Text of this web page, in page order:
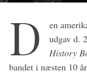
D
en
udgav d.
History
bandet i næsten 10
S
e
a
r